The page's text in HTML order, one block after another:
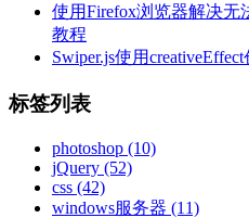
使用Firefox浏览器解决无
教程
Swiper.js使用
标签列表
photoshop (10)
jQuery (52)
css (42)
windows服务器 (11)